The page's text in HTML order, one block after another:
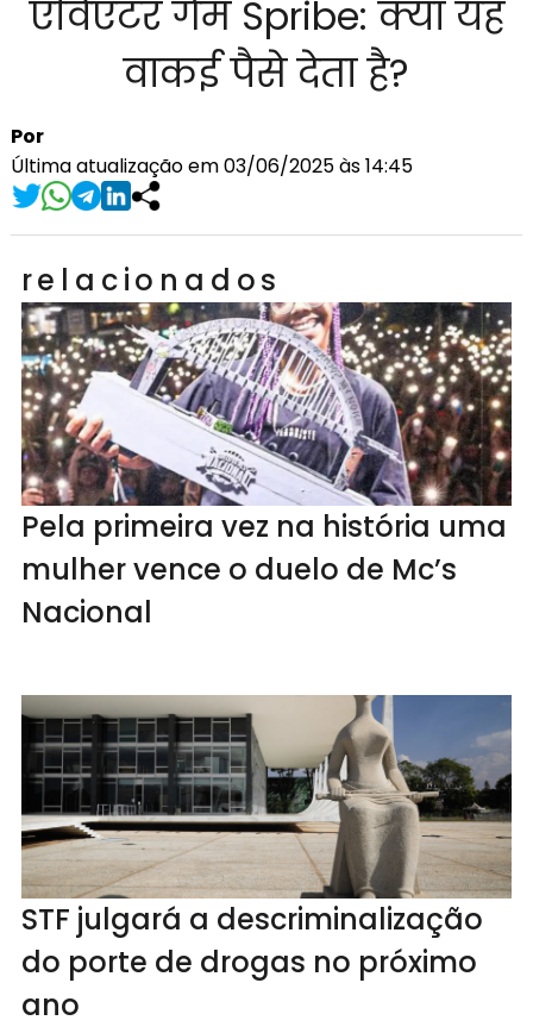
एविएटर गेम Spribe: क्या यह
वाकई पैसे देता है?
Por
Última atualização em 03/06/2025 às 14:45
relacionados
Pela primeira vez na história uma
mulher vence o duelo de Mc’s
Nacional
STF julgará a descriminalização
do porte de drogas no próximo
ano